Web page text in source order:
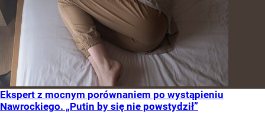
Ekspert z mocnym porównaniem po wystąpieniu
Nawrockiego. „Putin by się nie powstydził”